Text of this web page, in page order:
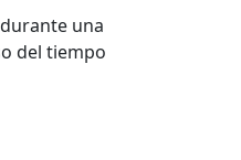
una
del tiempo